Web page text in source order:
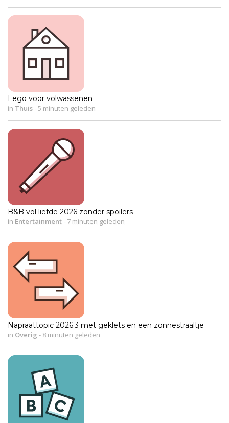
Lego voor volwassenen
in Thuis-5 minuten geleden
B&B vol liefde 2026 zonder spoilers
in Entertainment- 7 minuten geleden
Napraattopic 2026.3 met geklets en een zonnestraaltje
in Overig - 8 minuten geleden